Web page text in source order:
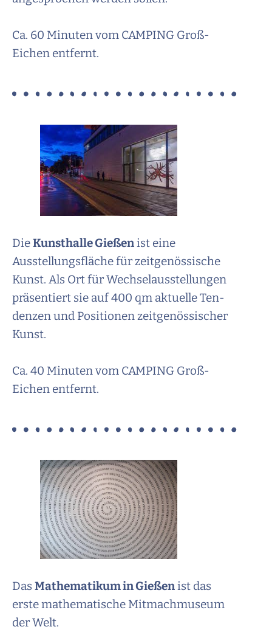
Ca. 60 Minuten vom CAMPING Groß-
Eichen entfernt.
DieKunsthalle Gießenist eine
Ausstellungsfläche für zeitgenössische
Kunst. Als Ort für Wech­sel­aus­stel­lun­gen
präsentiert sie auf 400 qm aktuelle Ten­
den­zen und Po­si­tio­nen zeitgenössischer
Kunst.
Ca. 40 Minuten vom CAMPING Groß-
Eichen entfernt.
Das Mathematikum in Gießenist das
erste mathematische Mitmachmuseum
der Welt.